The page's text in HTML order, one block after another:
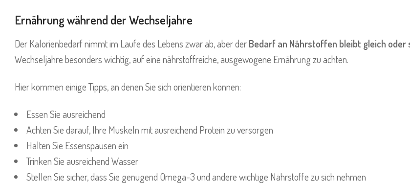
Ernährung während der Wechseljahre
Der Kalorienbedarf nimmt im Laufe des Lebens zwar ab, aber derBedarf an Nährstoffen bleibt gleich
Wechseljahre besonders wichtig, auf eine nährstoffreiche, ausgewogene Ernährung zu achten.
Hier kommen einige Tipps, an denen Sie sich orientieren können:
Essen Sie ausreichend
Achten Sie darauf, Ihre Muskeln mit ausreichend Protein zu versorgen
Halten Sie Essenspausen ein
Trinken Sie ausreichend Wasser
Stellen Sie sicher, dass Sie genügend Omega-3 und andere wichtige Nährstoffe zu sich nehmen